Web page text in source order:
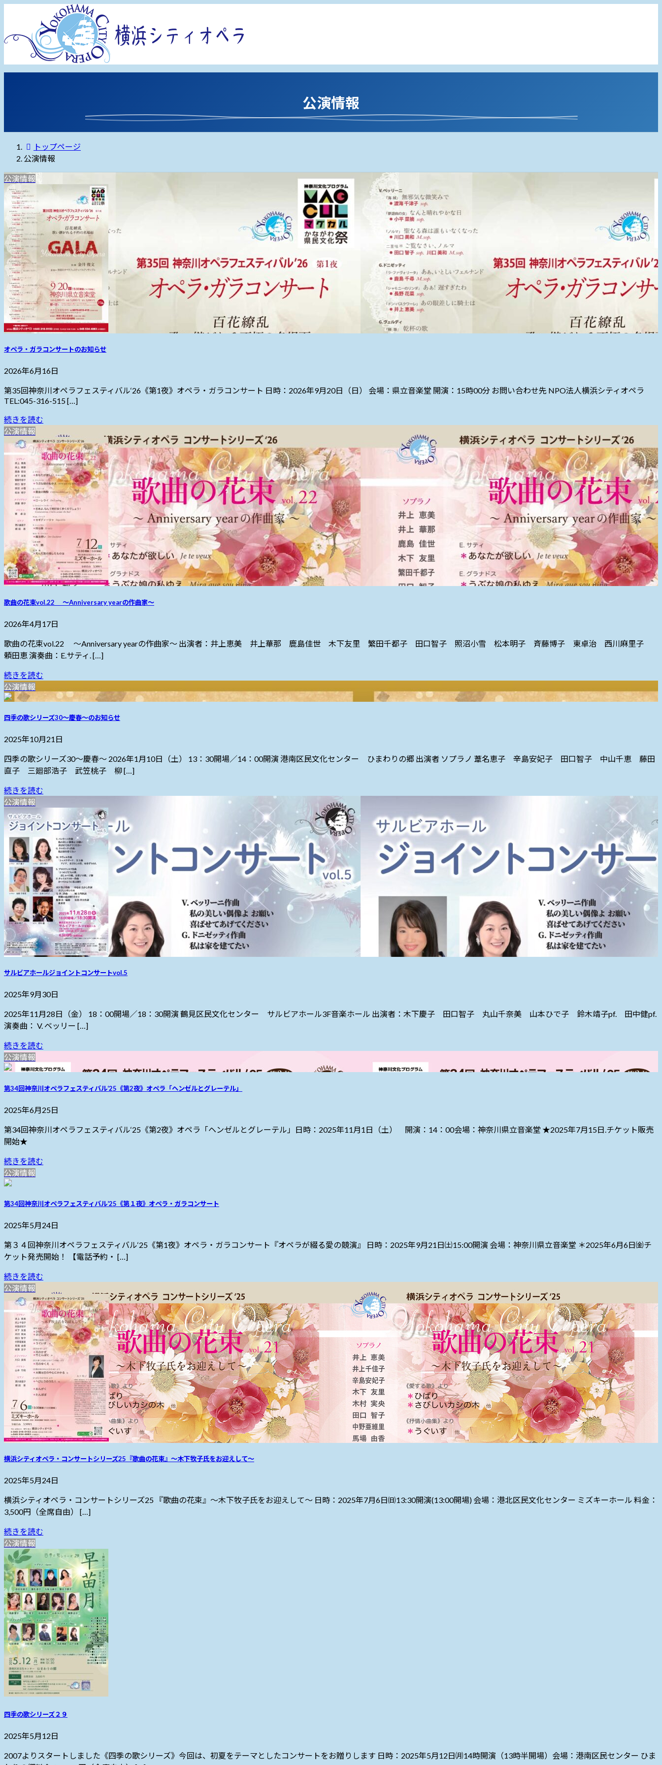
テ
ン
ゲ
ー
公演情報
トップページ
公演情報
公演情報
オペラ・ガラコンサートのお知らせ
2026年6月16日
第35回神奈川オペラフェスティバル‘26《第1夜》オペラ・ガラコンサート 日時：2026年9月20日（日） 会場：県立音楽堂 開演：15時00分 お問い合わせ先 NPO法人横浜シティオペラ
TEL:045-316-515 […]
続きを読む
公演情報
歌曲の花束vol.22 ～Anniversary yearの作曲家～
2026年4月17日
歌曲の花束vol.22 ～Anniversary yearの作曲家～ 出演者：井上恵美 井上華那 鹿島佳世 木下友里 繁田千都子 田口智子 照沼小雪 松本明子 斉藤博子 東卓治 西川麻里子
頼田恵 演奏曲：E.サティ. […]
続きを読む
公演情報
四季の歌シリーズ30～慶春～のお知らせ
2025年10月21日
四季の歌シリーズ30～慶春～ 2026年1月10日（土） 13：30開場／14：00開演 港南区民文化センター ひまわりの郷 出演者 ソプラノ 葦名恵子 辛島安妃子 田口智子 中山千恵 藤田
直子 三廻部浩子 武笠桃子 柳 […]
続きを読む
公演情報
サルビアホールジョイントコンサートvol.5
2025年9月30日
2025年11月28日（金） 18：00開場／18：30開演 鶴見区民文化センター サルビアホール3F音楽ホール 出演者：木下慶子 田口智子 丸山千奈美 山本ひで子 鈴木靖子pf. 田中健pf.
演奏曲： V. ベッリー […]
続きを読む
公演情報
第34回神奈川オペラフェスティバル‘25《第2夜》オペラ「ヘンゼルとグレーテル」
2025年6月25日
第34回神奈川オペラフェスティバル‘25《第2夜》オペラ「ヘンゼルとグレーテル」日時：2025年11月1日（土） 開演：14：00会場：神奈川県立音楽堂 ★2025年7月15日.チケット販売
開始★
続きを読む
公演情報
第34回神奈川オペラフェスティバル’25《第１夜》オペラ・ガラコンサート
2025年5月24日
第３４回神奈川オペラフェスティバル‘25《第1夜》オペラ・ガラコンサート『オペラが綴る愛の競演』 日時：2025年9月21日㈯15:00開演 会場：神奈川県立音楽堂 ＊2025年6月6日㈮チ
ケット発売開始！ 【電話予約・ […]
続きを読む
公演情報
横浜シティオペラ・コンサートシリーズ25『歌曲の花束』〜木下牧子氏をお迎えして〜
2025年5月24日
横浜シティオペラ・コンサートシリーズ25 『歌曲の花束』～木下牧子氏をお迎えして～ 日時：2025年7月6日㈰13:30開演(13:00開場) 会場：港北区民文化センター ミズキーホール 料金：
3,500円（全席自由） […]
続きを読む
公演情報
四季の歌シリーズ２９
2025年5月12日
2007よりスタートしました《四季の歌シリーズ》今回は、初夏をテーマとしたコンサートをお贈りします 日時：2025年5月12日㈪14時開演（13時半開場）会場：港南区民センター ひま